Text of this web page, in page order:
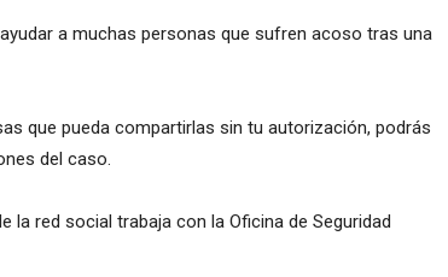
a muchas personas que sufren acoso tras una
que pueda compartirlas sin tu autorización, podrás
del caso.
la red social trabaja con la Oficina de Seguridad